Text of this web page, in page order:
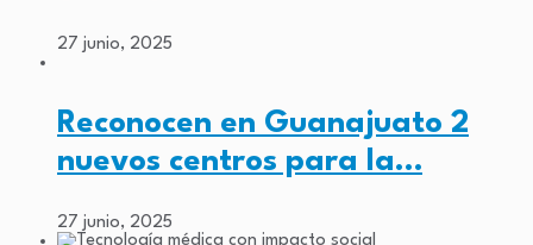
27 junio, 2025
Reconocen en Guanajuato 2
nuevos centros para la…
27 junio, 2025